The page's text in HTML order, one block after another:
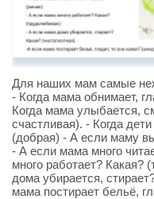
Для наших мам самые
- Когда мама обнимает,
Когда мама улыбается,
счастливая). - Когда
(добрая) - А если маму
- А если мама много
много работает?
дома убирается,
мама постирает бельё,